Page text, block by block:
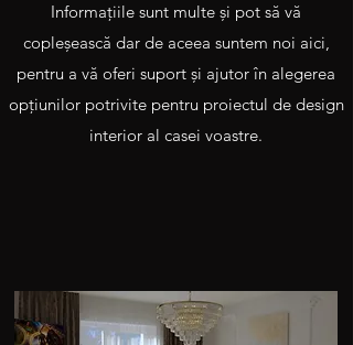
Informaţiile sunt multe şi pot să vă
copleşească dar de aceea suntem noi aici,
pentru a vă oferi suport şi ajutor în alegerea
opţiunilor potrivite pentru proiectul de design
interior al casei voastre.